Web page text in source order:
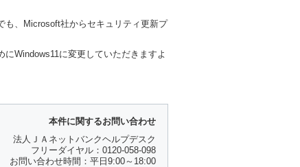
、Microsoft社からセキュリティ更新プ
Windows11に変更していただきますよ
本件に関するお問い合わせ
法人ＪＡネットバンクヘルプデスク
フリーダイヤル：0120-058-098
お問い合わせ時間：平日9:00～18:00